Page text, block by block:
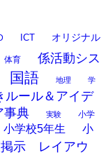
ICT
オリジナル
体育
係活動シス
国語 地理 学
ルール＆アイデ
事典 実験
小学
小学校5年生
小
示 レイアウ